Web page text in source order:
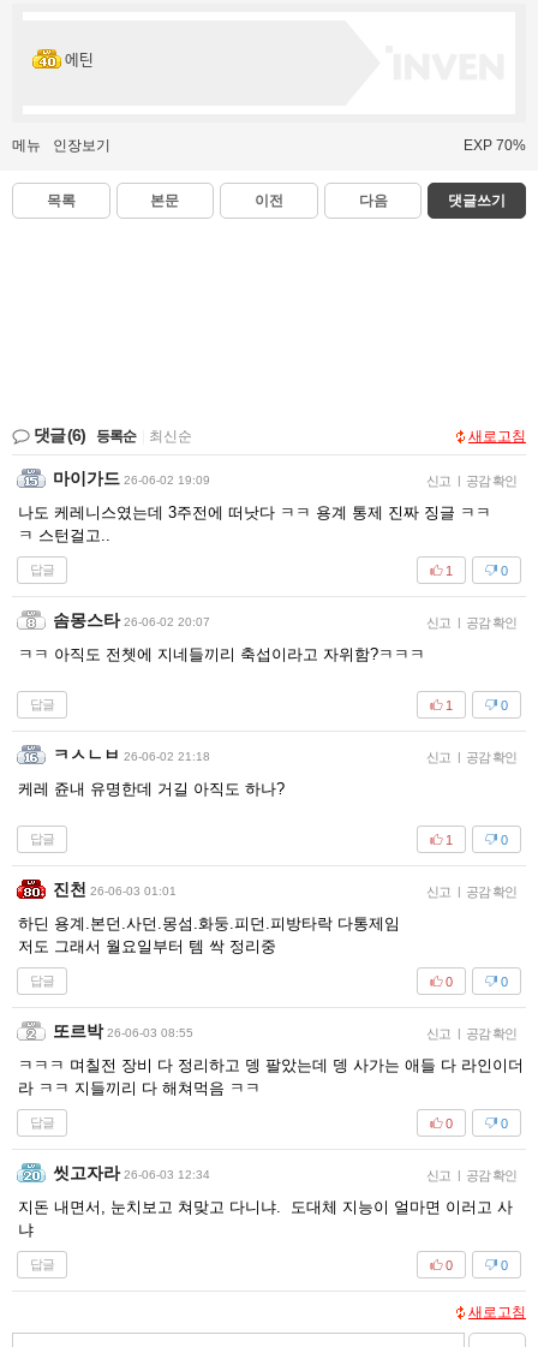
에틴
메뉴 인장보기 EXP 70%
목록 본문 이전 다음 댓글쓰기
댓글(6) 등록순 최신순 새로고침
마이가드 26-06-02 19:09 신고 | 공감 확인
나도 케레니스였는데 3주전에 떠낫다 ㅋㅋ 용계 통제 진짜 징글 ㅋㅋ
ㅋ 스턴걸고..
답글 0
1
솜몽스타 26-06-02 20:07 신고 | 공감 확인
ㅋㅋ 아직도 전쳇에 지네들끼리 축섭이라고 자위함?ㅋㅋㅋ
답글 0
1
ㅋㅅㄴㅂ 26-06-02 21:18 신고 | 공감 확인
케레 쥰내 유명한데 거길 아직도 하나?
답글 0
1
진천 26-06-03 01:01 신고 | 공감 확인
하딘 용계.본던.사던.몽섬.화둥.피던.피방타락 다통제임
저도 그래서 월요일부터 템 싹 정리중
답글 0
0
또르박 26-06-03 08:55 신고 | 공감 확인
ㅋㅋㅋ 며칠전 장비 다 정리하고 뎅 팔았는데 뎅 사가는 애들 다 라인이더
라 ㅋㅋ 지들끼리 다 해쳐먹음 ㅋㅋ
답글 0
0
씻고자라 26-06-03 12:34 신고 | 공감 확인
지돈 내면서, 눈치보고 쳐맞고 다니냐. 도대체 지능이 얼마면 이러고 사
냐
답글 0
0
새로고침